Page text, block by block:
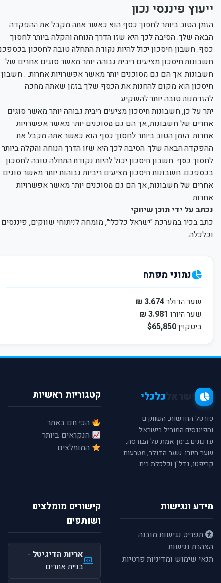
ייעוץ פיננסי נכון
הזמן הטוב ביותר לחסוך כסף הוא כאשר אתה מקבל את ההפקדה
הבאה שלך. הסיבה לכך היא שזו הדרך הנוחה והקלה ביותר לחסוך
כסף. חשבון חיסכון יכול להיות נקודת התחלה טובה לחסכון בכספכם.
חשבונות חיסכון מציעים ריבית גבוהה יותר מאשר סוגים אחרים של
חשבונות, אך הם גם מסוכנים יותר מאשר אפשרויות אחרות. . חשבון
חיסכון הוא מקום להחנות את הכסף שלך בזמן שאתה מחכה
להזדמנות טובה יותר להשקיע.
יתר על כן, חשבונות חיסכון מציעים ריבית גבוהה יותר מאשר סוגים
אחרים של חשבונות, אך הם גם מסוכנים יותר מאשר אפשרויות
אחרות. הזמן הטוב ביותר לחסוך כסף הוא כאשר אתה מקבל את
ההפקדה הבאה שלך. הסיבה לכך היא שזו הדרך הנוחה והקלה ביותר
לחסוך כסף. חשבון חיסכון יכול להיות נקודת התחלה טובה לחסכון
בכספכם. חשבונות חיסכון מציעים ריביות גבוהות יותר מאשר סוגים
אחרים של חשבונות, אך הם גם מסוכנים יותר מאשר אפשרויות
אחרות.
נכתב על ידי תוכן שיווקי
כתב בכיר במערכת "ישראל כלכלי", מומחה לניתוחי שווקים, פיננסים
וכלכלה.
נתוני מפתח
שער הדולר3.674 ₪
שער היורו3.981 ₪
ביטקוין$65,850
ישראל כלכלי
פורטל החדשות, השווקים
והפיננסים המוביל בישראל.
עדכונים בזמן אמת על הבורסה,
שער היורו, שער הדולר, מטבעות
קריפטו, נדל"ן וכלכלת בית.
קטגוריות ראשיות
הכי חם באתר
הנקראים ביותר
המומלצים
מידע ונגישות
תפריט נגישות מובנה
הצהרת נגישות
תנאי שימוש ומדיניות פרטיות
קישורים מומלצים
ושותפים
אריות הדיגיטל-
בניית אתרים